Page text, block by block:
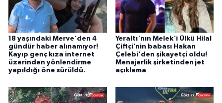
18 yaşındaki Merve'den 4
gündür haber alınamıyor!
Kayıp genç kıza internet
üzerinden yönlendirme
yapıldığı öne sürüldü.
Yeraltı'nın Melek'i Ülkü Hilal
Çiftçi’nin babası Hakan
Çelebi'den şikayetçi oldu!
Menajerlik şirketinden jet
açıklama